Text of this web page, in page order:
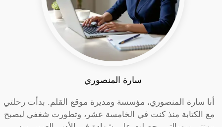
سارة المنصوري
أنا سارة المنصوري، مؤسسة ومديرة موقع القلم. بدأت رحلتي
مع الكتابة منذ كنت في الخامسة عشر، وتطورت شغفي ليصبح